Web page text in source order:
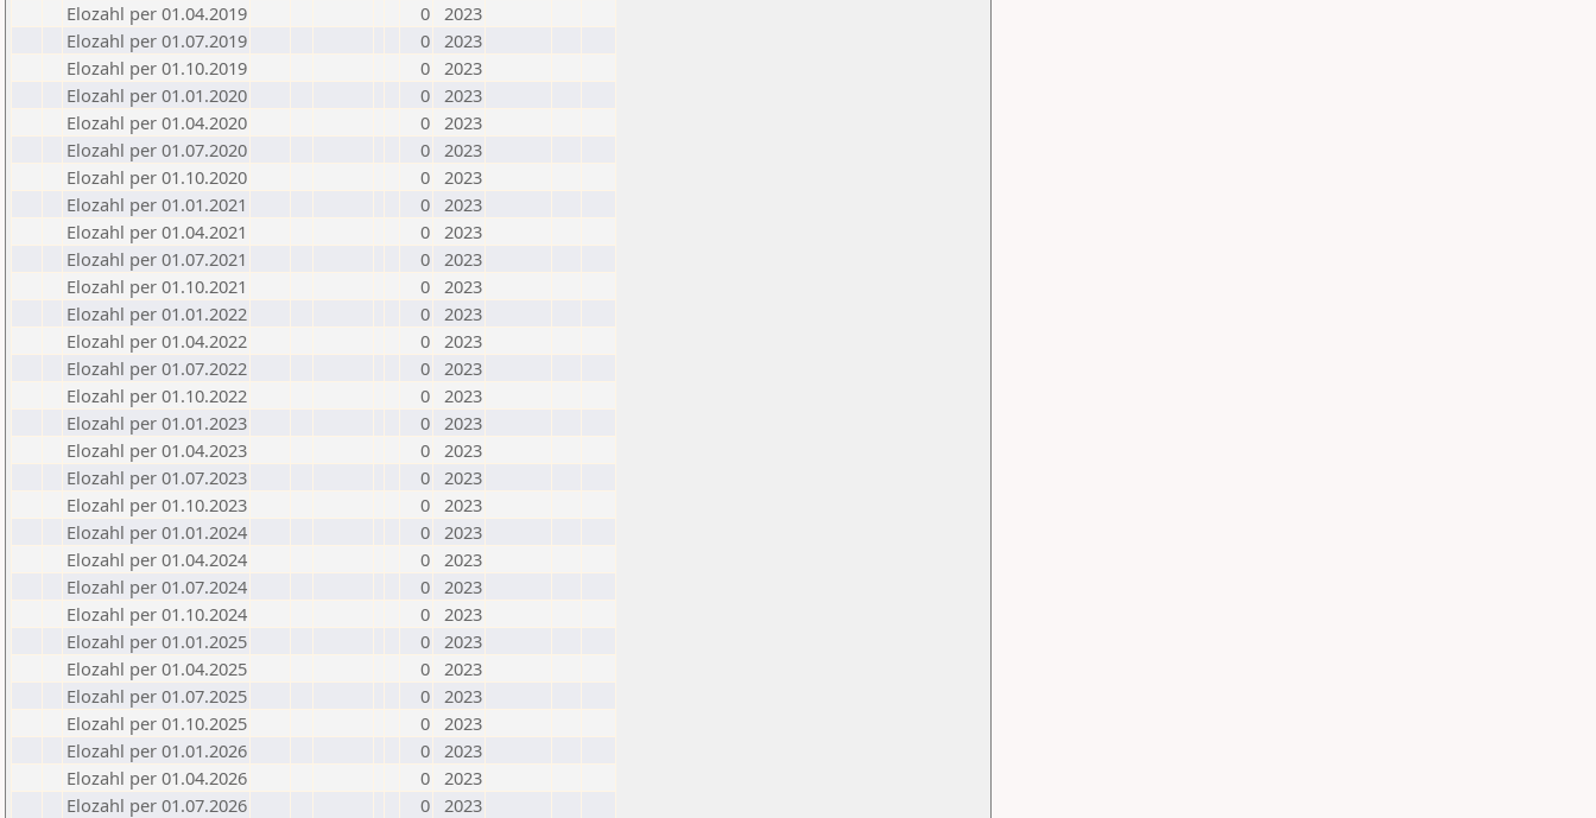
Elozahl per 01.04.2019
0 2023
Elozahl per 01.07.2019
0 2023
Elozahl per 01.10.2019
0 2023
Elozahl per 01.01.2020
0 2023
Elozahl per 01.04.2020
0 2023
Elozahl per 01.07.2020
0 2023
Elozahl per 01.10.2020
0 2023
Elozahl per 01.01.2021
0 2023
Elozahl per 01.04.2021
0 2023
Elozahl per 01.07.2021
0 2023
Elozahl per 01.10.2021
0 2023
Elozahl per 01.01.2022
0 2023
Elozahl per 01.04.2022
0 2023
Elozahl per 01.07.2022
0 2023
Elozahl per 01.10.2022
0 2023
Elozahl per 01.01.2023
0 2023
Elozahl per 01.04.2023
0 2023
Elozahl per 01.07.2023
0 2023
Elozahl per 01.10.2023
0 2023
Elozahl per 01.01.2024
0 2023
Elozahl per 01.04.2024
0 2023
Elozahl per 01.07.2024
0 2023
Elozahl per 01.10.2024
0 2023
Elozahl per 01.01.2025
0 2023
Elozahl per 01.04.2025
0 2023
Elozahl per 01.07.2025
0 2023
Elozahl per 01.10.2025
0 2023
Elozahl per 01.01.2026
0 2023
Elozahl per 01.04.2026
0 2023
Elozahl per 01.07.2026
0 2023